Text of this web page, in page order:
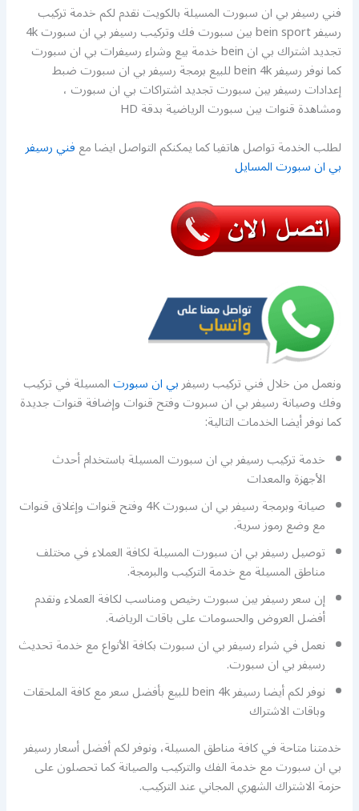
فني رسيفر بي ان سبورت المسيلة بالكويت نقدم لكم خدمة تركيب
رسيفر bein sport بين سبورت فك وتركيب رسيفر بي ان سبورت 4k
تجديد اشتراك بي ان bein خدمة بيع وشراء رسيفرات بي ان سبورت
كما نوفر رسيفر bein 4k للبيع برمجة رسيفر بي ان سبورت ضبط
إعدادات رسيفر بين سبورت تجديد اشتراكات بي ان سبورت ،
ومشاهدة قنوات بين سبورت الرياضية بدقة HD
لطلب الخدمة تواصل هاتفيا كما يمكنكم التواصل ايضا معفني رسيفر
بي ان سبورت المسايل
ونعمل من خلال فني تركيب رسيفربي ان سبورتالمسيلة في تركيب
وفك وصيانة رسيفر بي ان سبروت وفتح قنوات وإضافة قنوات جديدة
كما نوفر أيضا الخدمات التالية:
خدمة تركيب رسيفر بي ان سبورت المسيلة باستخدام أحدث
الأجهزة والمعدات
صيانة وبرمجة رسيفر بي ان سبورت 4K وفتح قنوات وإغلاق قنوات
مع وضع رموز سرية.
توصيل رسيفر بي ان سبورت المسيلة لكافة العملاء في مختلف
مناطق المسيلة مع خدمة التركيب والبرمجة.
إن سعر رسيفر بين سبورت رخيص ومناسب لكافة العملاء ونقدم
أفضل العروض والحسومات على باقات الرياضة.
نعمل في شراء رسيفر بي ان سبورت بكافة الأنواع مع خدمة تحديث
رسيفر بي ان سبورت.
نوفر لكم أيضا رسيفر bein 4k للبيع بأفضل سعر مع كافة الملحقات
وباقات الاشتراك
خدمتنا متاحة في كافة مناطق المسيلة، ونوفر لكم أفضل أسعار رسيفر
بي ان سبورت مع خدمة الفك والتركيب والصيانة كما تحصلون على
حزمة الاشتراك الشهري المجاني عند التركيب.